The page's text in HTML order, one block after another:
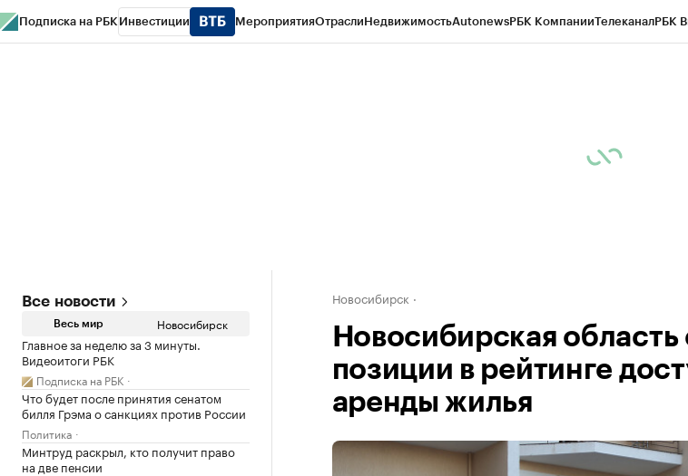
Подписка на РБК Инвестиции МероприятияОтраслиНедвижимостьAutonewsРБК КомпанииТелеканалРБК
Все новости
Весь мир Новосибирск
Главное за неделю за 3 минуты.
Видеоитоги РБК
Подписка на РБК
Что будет после принятия сенатом
билля Грэма о санкциях против России
Политика
Минтруд раскрыл, кто получит право
на две пенсии
Новосибирск
Новосибирская область
позиции в рейтинге
аренды жилья